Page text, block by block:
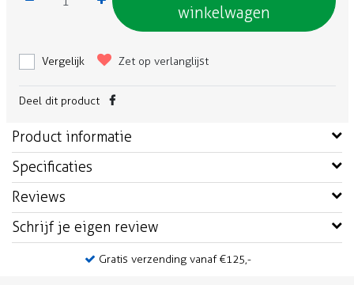
winkelwagen
Vergelijk Zet op verlanglijst
Deel dit product
Product informatie
Specificaties
Reviews
Schrijf je eigen review
Gratis verzending vanaf €125,-